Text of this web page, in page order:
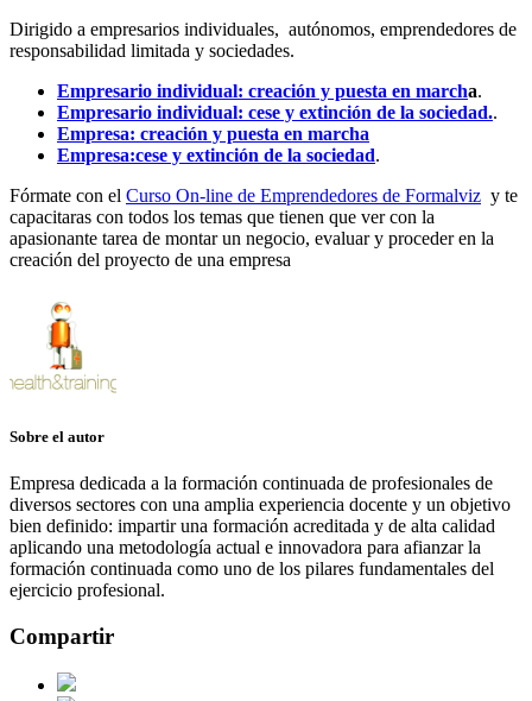
Dirigido a empresarios individuales, autónomos, emprendedores de
responsabilidad limitada y sociedades.
Empresario individual: creación y puesta en marcha.
Empresario individual: cese y extinción de la sociedad..
Empresa: creación y puesta en marcha
Empresa:cese y extinción de la sociedad.
Fórmate con el Curso On-line de Emprendedores de Formalviz y te
capacitaras con todos los temas que tienen que ver con la
apasionante tarea de montar un negocio, evaluar y proceder en la
creación del proyecto de una empresa
Sobre el autor
Empresa dedicada a la formación continuada de profesionales de
diversos sectores con una amplia experiencia docente y un objetivo
bien definido: impartir una formación acreditada y de alta calidad
aplicando una metodología actual e innovadora para afianzar la
formación continuada como uno de los pilares fundamentales del
ejercicio profesional.
Compartir